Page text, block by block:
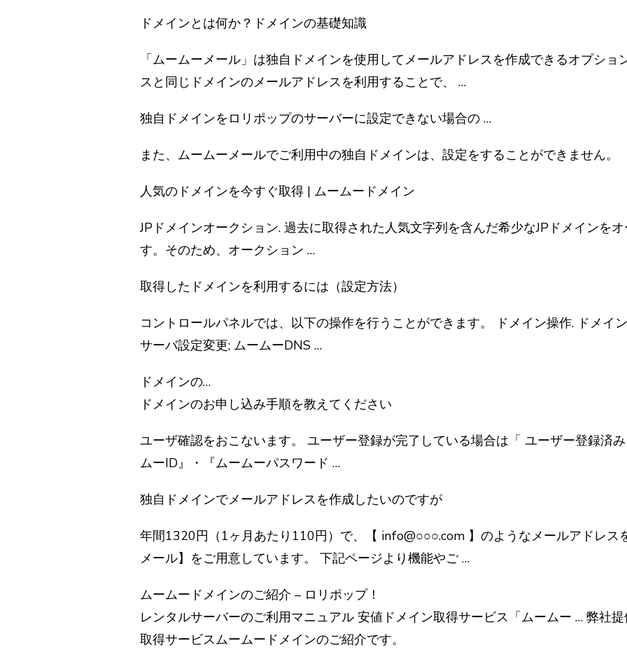
ドメインとは何か？ドメインの基礎知識
「ムームーメール」は独自ドメインを使用してメールアドレスを作成できるオプシ
スと同じドメインのメールアドレスを利用することで、 …
独自ドメインをロリポップのサーバーに設定できない場合の …
また、ムームーメールでご利用中の独自ドメインは、設定をすることができません。
人気のドメインを今すぐ取得 | ムームードメイン
JPドメインオークション. 過去に取得された人気文字列を含んだ希少なJPドメインを
す。そのため、オークション …
取得したドメインを利用するには（設定方法）
コントロールパネルでは、以下の操作を行うことができます。 ドメイン操作. ドメイ
サーバ設定変更; ムームーDNS …
ドメインの…
ドメインのお申し込み手順を教えてください
ユーザ確認をおこないます。 ユーザー登録が完了している場合は「 ユーザー登録済
ムーID』・『ムームーパスワード …
独自ドメインでメールアドレスを作成したいのですが
年間1320円（1ヶ月あたり110円）で、【 info@○○○.com 】のようなメールアドレス
メール】をご用意しています。 下記ページより機能やご …
ムームードメインのご紹介 – ロリポップ！
レンタルサーバーのご利用マニュアル 安値ドメイン取得サービス「ムームー … 弊社
取得サービスムームードメインのご紹介です。